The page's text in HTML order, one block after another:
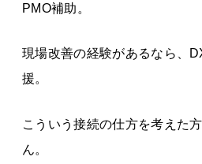
PMO補助。
現場改善の経験があるなら、
援。
こういう接続の仕方を考えた
ん。